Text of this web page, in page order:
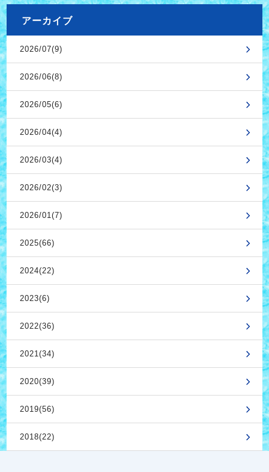
アーカイブ
2026/07(9)
2026/06(8)
2026/05(6)
2026/04(4)
2026/03(4)
2026/02(3)
2026/01(7)
2025(66)
2024(22)
2023(6)
2022(36)
2021(34)
2020(39)
2019(56)
2018(22)